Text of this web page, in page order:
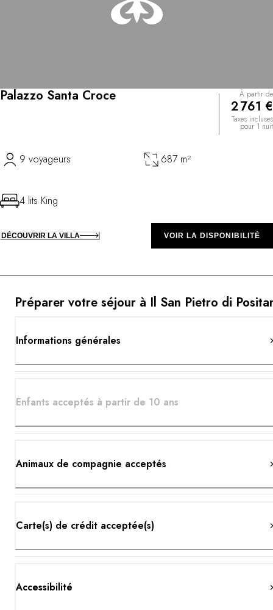
Préparer votre séjour à Il San Pietro di
Informations générales
Enfants acceptés à partir de 10 ans
Animaux de compagnie acceptés
Carte(s) de crédit acceptée(s)
Accessibilité
Palazzo Santa Croce À partir de
2 761 €
Taxes incluses
pour 1 nuit
9 voyageurs 687 m²
4 lits King
DÉCOUVRIR LA VILLA VOIR LA DISPONIBILITÉ